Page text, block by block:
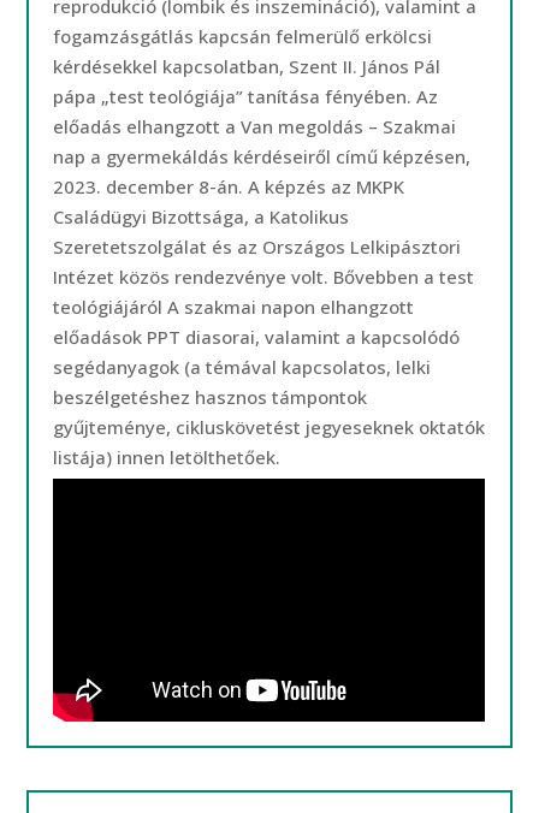
reprodukció (lombik és inszemináció), valamint a
fogamzásgátlás kapcsán felmerülő erkölcsi
kérdésekkel kapcsolatban, Szent II. János Pál
pápa „test teológiája” tanítása fényében. Az
előadás elhangzott a Van megoldás – Szakmai
nap a gyermekáldás kérdéseiről című képzésen,
2023. december 8-án. A képzés az MKPK
Családügyi Bizottsága, a Katolikus
Szeretetszolgálat és az Országos Lelkipásztori
Intézet közös rendezvénye volt. Bővebben a test
teológiájáról A szakmai napon elhangzott
előadások PPT diasorai, valamint a kapcsolódó
segédanyagok (a témával kapcsolatos, lelki
beszélgetéshez hasznos támpontok
gyűjteménye, cikluskövetést jegyeseknek oktatók
listája) innen letölthetőek.